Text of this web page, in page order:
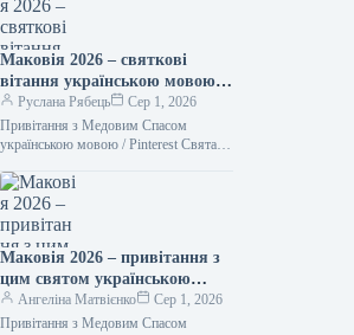
Маковія 2026 – святкові
вітання українською мовою у
прозі, віршах та власними
словами
Руслана Рябець
Сер 1, 2026
Привітання з Медовим Спасом
українською мовою / Pinterest Свята
можливість нагадати…
Маковія 2026 – привітання з
цим святом українською
мовою, написані прозою,
віршами та власними
Ангеліна Матвієнко
Сер 1, 2026
Привітання з Медовим Спасом